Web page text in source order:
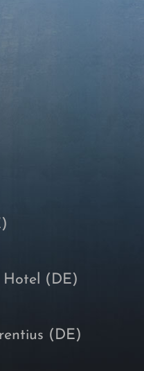
Hotel (DE)
(DE)